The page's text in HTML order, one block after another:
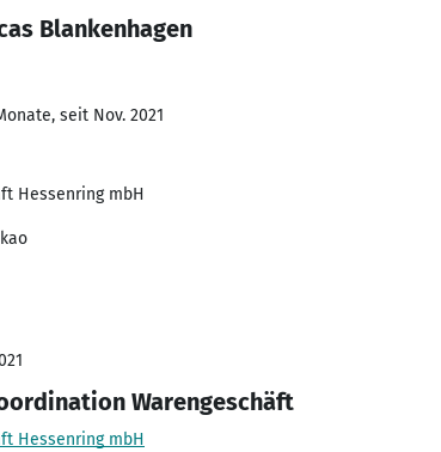
Blankenhagen
seit Nov. 2021
Hessenring mbH
Warengeschäft
Hessenring mbH